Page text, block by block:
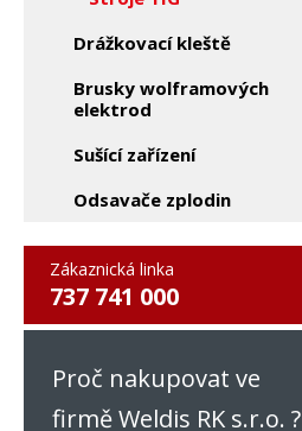
Drážkovací kleště
Brusky wolframových
elektrod
Sušící zařízení
Odsavače zplodin
Zákaznická linka
737 741 000
Proč nakupovat ve
firmě Weldis RK s.r.o. ?